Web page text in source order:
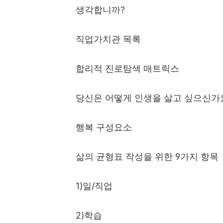
생각합니까?
직업가치관 목록
합리적 진로탐색 매트릭스
당신은 어떻게 인생을 살고 싶으신가
행복 구성요소
삶의 균형표 작성을 위한 9가지 항목
1)일/직업
2)학습